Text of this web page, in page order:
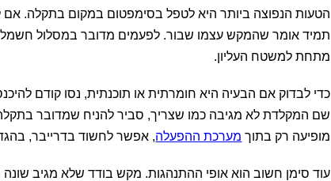
הטעות הנפוצה ביותר היא לטפל בסימפטום במקום בתקלה.
תמיד אומר שהמקש עצמו שבור. לפעמים מדובר במסלול
מתחת למשטח העליון.
מופיעה רק בתוך מערכת ההפעלה, אפשר לחשוד בדרייבר,
עוד סימן חשוב הוא אופי ההתנהגות. מקש בודד שלא מגיב